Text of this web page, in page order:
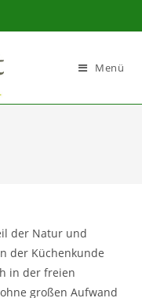
Menü
der Natur und
der Küchenkunde
in der freien
großen Aufwand